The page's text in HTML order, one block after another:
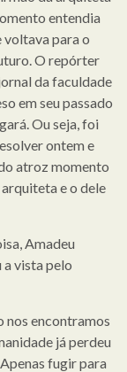
entendia
voltava para o
O repórter
da faculdade
em seu passado
Ou seja, foi
ontem e
atroz momento
e o dele
Amadeu
a vista pelo
nos encontramos
já perdeu
fugir para